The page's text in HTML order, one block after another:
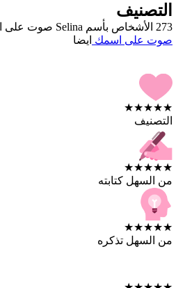
التصنيف
273 الأشخاص بأسم Selina صوت على اسمائهم . من فضلك
صوت على اسمك ايضا
★
★
★
★
★
التصنيف
★
★
★
★
★
من السهل كتابته
★
★
★
★
★
من السهل تذكره